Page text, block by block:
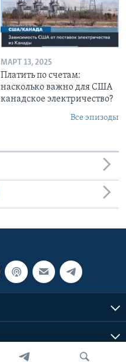
МАРТ 13, 2025
Платить по счетам:
насколько важно для США
канадское электричество?
Все эпизоды